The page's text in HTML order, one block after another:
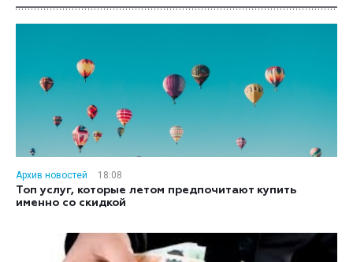
Архив новостей
18:08
Топ услуг, которые летом предпочитают купить
именно со скидкой